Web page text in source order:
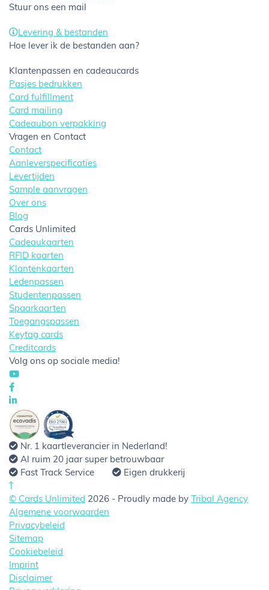
Stuur ons een mail
Levering & bestanden
Hoe lever ik de bestanden aan?
Klantenpassen en cadeaucards
Pasjes bedrukken
Card fulfillment
Card mailing
Cadeaubon verpakking
Vragen en Contact
Contact
Aanleverspecificaties
Levertijden
Sample aanvragen
Over ons
Blog
Cards Unlimited
Cadeaukaarten
RFID kaarten
Klantenkaarten
Ledenpassen
Studentenpassen
Spaarkaarten
Toegangspassen
Keytag cards
Creditcards
Volg ons op sociale media!
Nr. 1 kaartleverancier in Nederland!
Al ruim 20 jaar super betrouwbaar
Fast Track Service
Eigen drukkerij
© Cards Unlimited 2026 - Proudly made by Tribal Agency
Algemene voorwaarden
Privacybeleid
Sitemap
Cookiebeleid
Imprint
Disclaimer